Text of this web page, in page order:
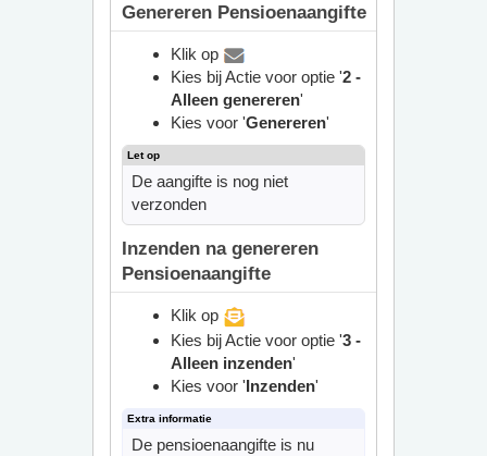
Genereren Pensioenaangifte
Klik op
Kies bij Actie voor optie '2 -
Alleen genereren'
Kies voor 'Genereren'
De aangifte is nog niet
verzonden
Inzenden na genereren
Pensioenaangifte
Klik op
Kies bij Actie voor optie '3 -
Alleen inzenden'
Kies voor 'Inzenden'
De pensioenaangifte is nu